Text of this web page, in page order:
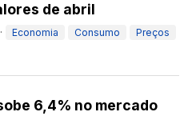
de abril
· Economia Consumo Preços
6,4% no mercado